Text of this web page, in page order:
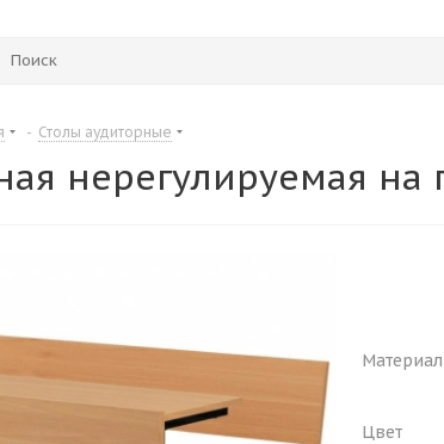
- Столы аудиторные
нерегулируемая на
Материал
Цвет